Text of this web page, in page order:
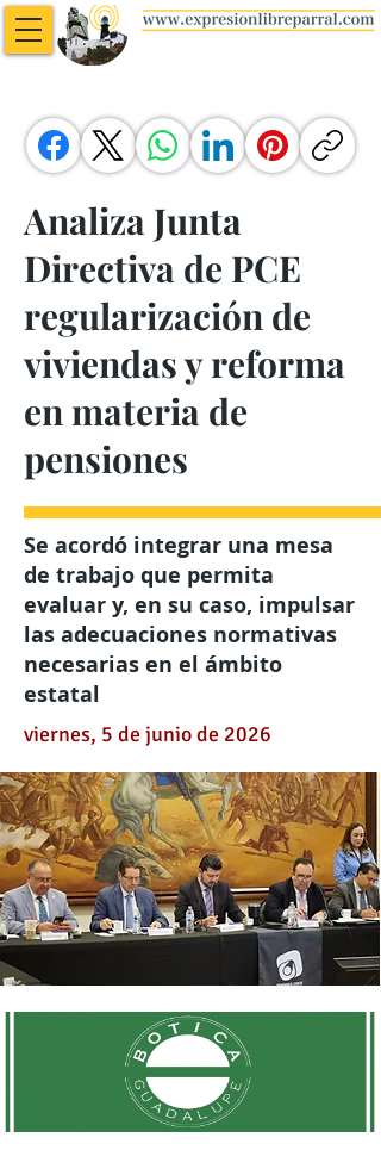
Analiza Junta
Directiva de PCE
regularización de
viviendas y reforma
en materia de
pensiones
Se acordó integrar una mesa
de trabajo que permita
evaluar y, en su caso, impulsar
las adecuaciones normativas
necesarias en el ámbito
estatal
viernes, 5 de junio de 2026